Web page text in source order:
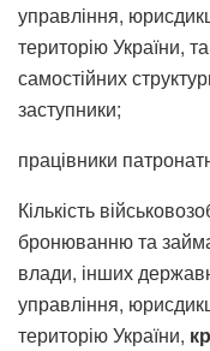
управління,
територію України,
самостійних
заступники;
працівники
Кількість
бронюванню та
влади, інших
управління,
територію України,